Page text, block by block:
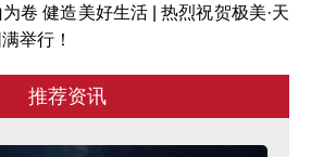
为卷 健造美好生活 | 热烈祝贺极美·天
举行！
推荐资讯